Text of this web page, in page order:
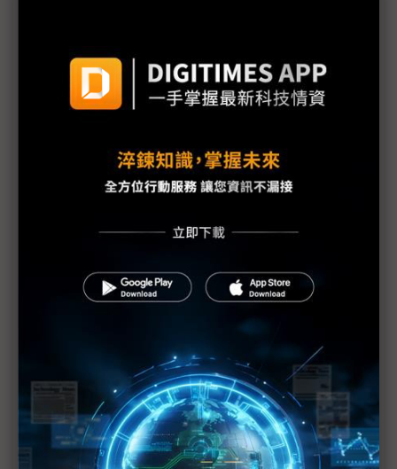
雲端算力外溢地端 IPC卡位邊緣AI與實體AI應用
《不具名消息》SEP71從追星現場到獨家專訪——史
上最長、體感綿延3週的COMPUTEX幕後採訪紀實
中小企AI普及率僅11.9% 政府盼母雞帶小雞加速落
AI時代「能源供應」與「負載穩定」缺一不可 台達
Marvell押注矽光子 AI資料中心互連迎十年重構
數位分身卡位AI工廠 達梭、雲達攜NVIDIA搶攻工業
級部署